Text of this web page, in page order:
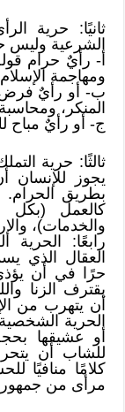
ثانيًا: حرية
الشرعية وليس
أ- رأيٌ حرام
ومهاجمة
ب- أو رأيٌ فرض
المنكر،
ج- أو رأيٌ مباح
ثالثًا: حرية
يجوز للإنسان
بطريق الحرام.
كالعمل (بكل
والخدمات)،
رابعًا: الحرية
العقال الذي
حرًا في أن يؤذي
يقترف الزنا
أن يتهرب من
الحرية
أو عشيقها
للشاب أن
كلامًا منافيًا
مرأى من جمهور